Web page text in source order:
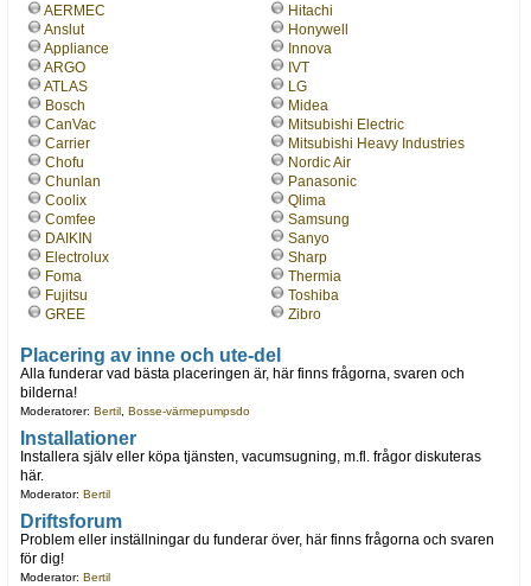
AERMEC
Anslut
Appliance
ARGO
ATLAS
Bosch
CanVac
Carrier
Chofu
Chunlan
Coolix
Comfee
DAIKIN
Electrolux
Foma
Fujitsu
GREE
Hitachi
Honywell
Innova
IVT
LG
Midea
Mitsubishi Electric
Mitsubishi Heavy Industries
Nordic Air
Panasonic
Qlima
Samsung
Sanyo
Sharp
Thermia
Toshiba
Zibro
Placering av inne och ute-del
Alla funderar vad bästa placeringen är, här finns frågorna, svaren och
bilderna!
Moderatorer: Bertil, Bosse-värmepumpsdo
Installationer
Installera själv eller köpa tjänsten, vacumsugning, m.fl. frågor diskuteras
här.
Moderator: Bertil
Driftsforum
Problem eller inställningar du funderar över, här finns frågorna och svaren
för dig!
Moderator: Bertil